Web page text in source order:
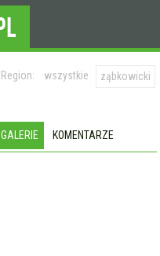
Region: wszystkie ząbkowicki
GALERIE KOMENTARZE